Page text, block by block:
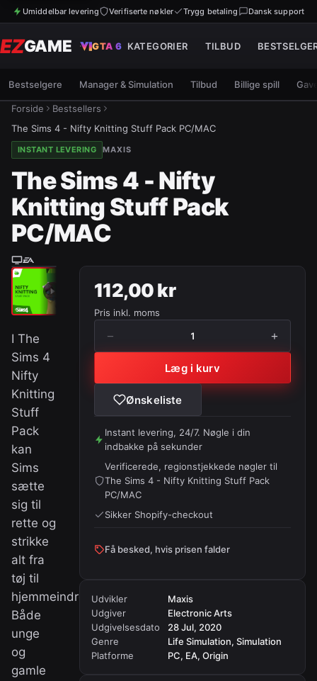
Umiddelbar levering Verifiserte nøkler Trygg betaling Dansk support
EZGAME GTA 6 KATEGORIER TILBUD
Bestselgere Manager & Simulation Tilbud Billige spill
Forside
Bestsellers
The Sims 4 - Nifty Knitting Stuff Pack PC/MAC
INSTANT LEVERING MAXIS
The Sims 4 - Nifty
Knitting Stuff Pack
PC/MAC
I The
Sims 4
Nifty
Knitting
Stuff
Pack
kan
Sims
sætte
sig til
rette og
strikke
alt fra
tøj til
hjemmeindretning.
Både
unge
og
gamle
112,00 kr
Pris inkl. moms
− 1 +
Læg i kurv
Ønskeliste
Instant levering, 24/7. Nøgle i din
indbakke på sekunder
Verificerede, regionstjekkede nøgler til
The Sims 4 - Nifty Knitting Stuff Pack
PC/MAC
Sikker Shopify-checkout
Få besked, hvis prisen falder
Udvikler
Maxis
Udgiver
Electronic Arts
Udgivelsesdato
28 Jul, 2020
Genre
Life Simulation, Simulation
Platforme
PC, EA, Origin